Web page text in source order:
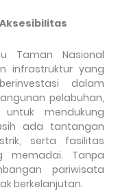
Taman Nasional
infrastruktur yang
dalam
pelabuhan,
mendukung
ada tantangan
serta fasilitas
memadai. Tanpa
pariwisata
berkelanjutan.